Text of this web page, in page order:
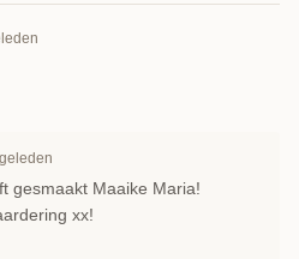
gesmaakt Maaike Maria!
xx!